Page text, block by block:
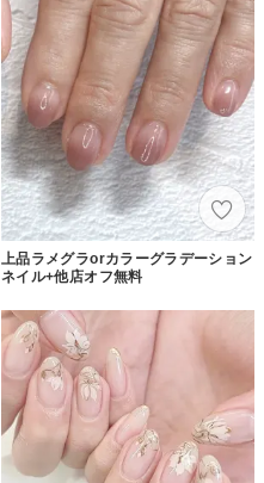
上品ラメグラorカラーグラデーション
ネイル+他店オフ無料